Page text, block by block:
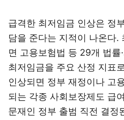
급격한 최저임금 인상은 정
담을 준다는 지적이 나온다.
면 고용보험법 등 29개 법률
최저임금을 주요 산정 지표
인상되면 정부 재정이나 고
되는 각종 사회보장제도 급
문재인 정부 출범 직전 결정